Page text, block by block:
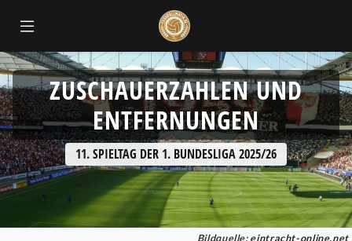
ZUSCHAUERZAHLEN UND
ENTFERNUNGEN
11. SPIELTAG DER 1. BUNDESLIGA 2025/26
Bildquelle: eintracht-online.net